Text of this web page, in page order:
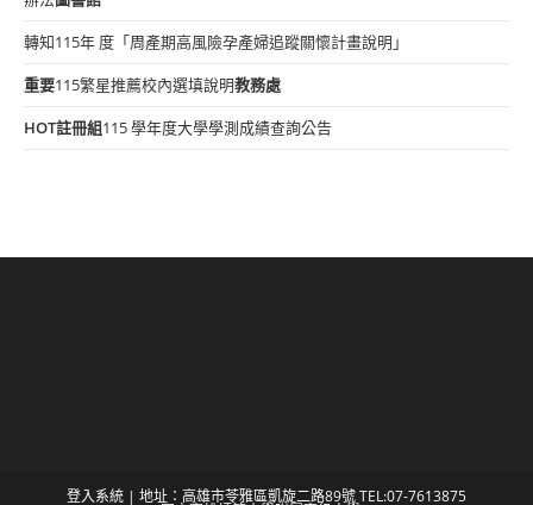
轉知115年 度「周產期高風險孕產婦追蹤關懷計畫說明」
重要115繁星推薦校內選填說明教務處
HOT註冊組115 學年度大學學測成績查詢公告
登入系統 | 地址：高雄市苓雅區凱旋二路89號 TEL:07-7613875